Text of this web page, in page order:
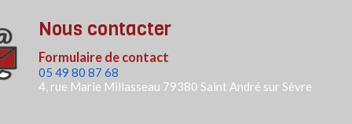
Nous contacter
Formulaire de contact
05 49 80 87 68
4, rue Marie Millasseau 79380 Saint André sur Sèvre